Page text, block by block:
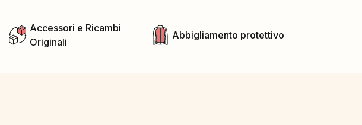
Accessori e Ricambi
Originali
Abbigliamento protettivo